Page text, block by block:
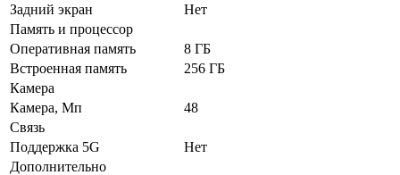
Задний экран
Нет
Память и процессор
Оперативная память
8 ГБ
Встроенная память
256 ГБ
Камера
Камера, Мп
48
Связь
Поддержка 5G
Нет
Дополнительно